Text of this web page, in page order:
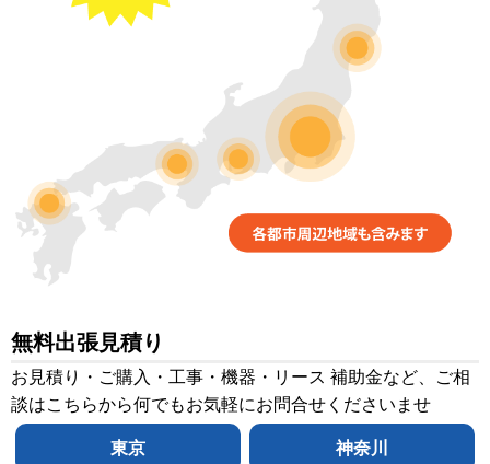
無料出張見積り
お見積り・ご購入・工事・機器・リース 補助金など、ご相
談はこちらから何でもお気軽にお問合せくださいませ
東京 神奈川